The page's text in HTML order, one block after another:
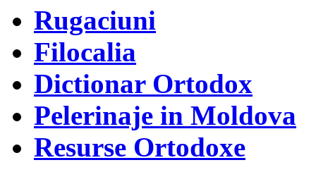
Rugaciuni
Filocalia
Dictionar Ortodox
Pelerinaje in Moldova
Resurse Ortodoxe